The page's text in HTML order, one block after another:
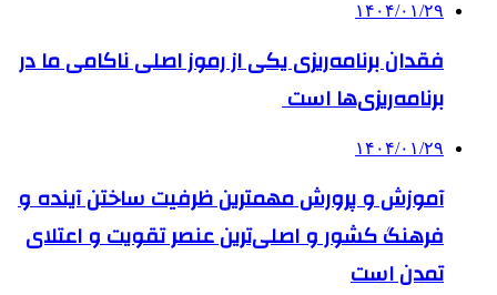
۱۴۰۴/۰۱/۲۹
فقدان برنامه‌ریزی یکی از رموز اصلی ناکامی ما در
برنامه‌ریزی‌ها است
۱۴۰۴/۰۱/۲۹
آموزش و پرورش مهمترین ظرفیت ساختن آینده و
فرهنگ کشور و اصلی‌ترین عنصر تقویت و اعتلای
تمدن است